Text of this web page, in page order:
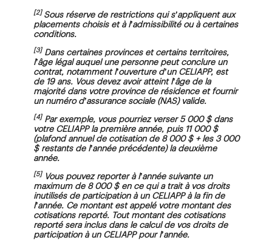
[2]Sous réserve de restrictions qui s’appliquent aux
placements choisis et à l’admissibilité ou à certaines
conditions.
[3]Dans certaines provinces et certains territoires,
l’âge légal auquel une personne peut conclure un
contrat, notamment l’ouverture d’un CELIAPP, est
de 19 ans. Vous devez avoir atteint l’âge de la
majorité dans votre province de résidence et fournir
un numéro d’assurance sociale (NAS) valide.
[4]Par exemple, vous pourriez verser 5 000 $ dans
votre CELIAPP la première année, puis 11 000 $
(plafond annuel de cotisation de 8 000 $ + les 3 000
$ restants de l’année précédente) la deuxième
année.
[5]Vous pouvez reporter à l’année suivante un
maximum de 8 000 $ en ce qui a trait à vos droits
inutilisés de participation à un CELIAPP à la fin de
l’année. Ce montant est appelé votre montant des
cotisations reporté. Tout montant des cotisations
reporté sera inclus dans le calcul de vos droits de
participation à un CELIAPP pour l’année.